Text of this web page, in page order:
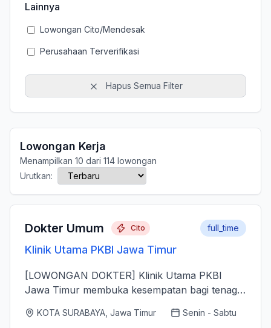
Lainnya
Lowongan Cito/Mendesak
Perusahaan Terverifikasi
Hapus Semua Filter
Lowongan Kerja
Menampilkan 10 dari 114 lowongan
Urutkan:
Dokter Umum Cito
Klinik Utama PKBI Jawa Timur
full_time
[LOWONGAN DOKTER] Klinik Utama PKBI
Jawa Timur membuka kesempatan bagi tenaga
memberikan layanan kesehatan bagi
KOTA SURABAYA, Jawa Timur Senin - Sabtu